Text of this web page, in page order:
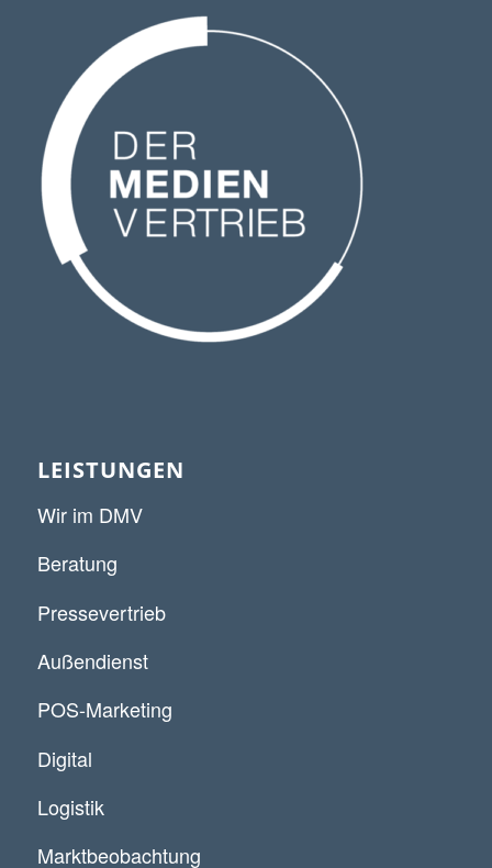
LEISTUNGEN
Wir im DMV
Beratung
Pressevertrieb
Außendienst
POS-Marketing
Digital
Logistik
Marktbeobachtung